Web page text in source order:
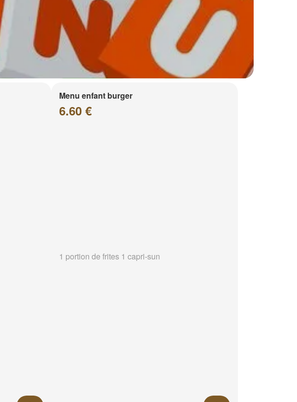
Menu enfant burger
6.60 €
1 portion de frites 1 capri-sun